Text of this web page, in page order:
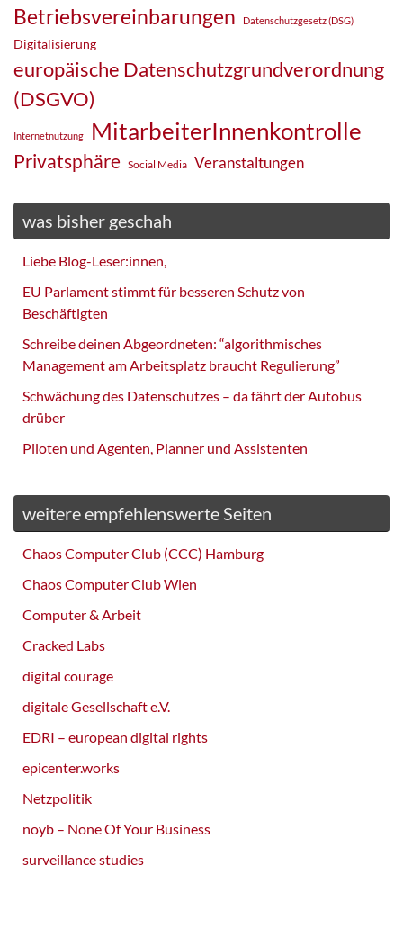
Betriebsvereinbarungen Datenschutzgesetz (DSG)
Digitalisierung
europäische Datenschutzgrundverordnung
(DSGVO)
Internetnutzung MitarbeiterInnenkontrolle
Privatsphäre Social Media Veranstaltungen
was bisher geschah
Liebe Blog-Leser:innen,
EU Parlament stimmt für besseren Schutz von
Beschäftigten
Schreibe deinen Abgeordneten: “algorithmisches
Management am Arbeitsplatz braucht Regulierung”
Schwächung des Datenschutzes – da fährt der Autobus
drüber
Piloten und Agenten, Planner und Assistenten
weitere empfehlenswerte Seiten
Chaos Computer Club (CCC) Hamburg
Chaos Computer Club Wien
Computer & Arbeit
Cracked Labs
digital courage
digitale Gesellschaft e.V.
EDRI – european digital rights
epicenter.works
Netzpolitik
noyb – None Of Your Business
surveillance studies